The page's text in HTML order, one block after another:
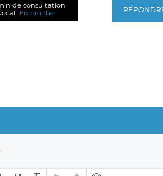
de consultation
En profiter